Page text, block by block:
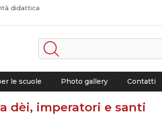
didattica
le scuole Photo gallery Contatti
dèi, imperatori e santi